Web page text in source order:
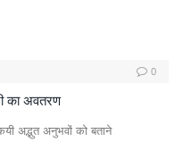
0
का अवतरण
अद्भुत अनुभवों को बताने